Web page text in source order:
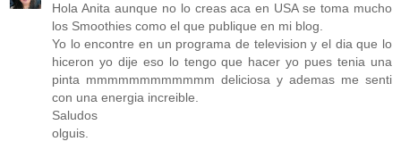
Hola Anita aunque no lo creas aca en USA se toma mucho
los Smoothies como el que publique en mi blog.
Yo lo encontre en un programa de television y el dia que lo
hiceron yo dije eso lo tengo que hacer yo pues tenia una
pinta mmmmmmmmmmmm deliciosa y ademas me senti
con una energia increible.
Saludos
olguis.